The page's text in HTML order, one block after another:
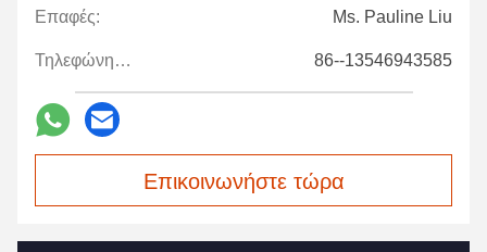
Επαφές: Ms. Pauline Liu
Τηλεφώνημα: 86--13546943585
Επικοινωνήστε τώρα